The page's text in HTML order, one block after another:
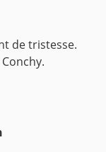
de tristesse.